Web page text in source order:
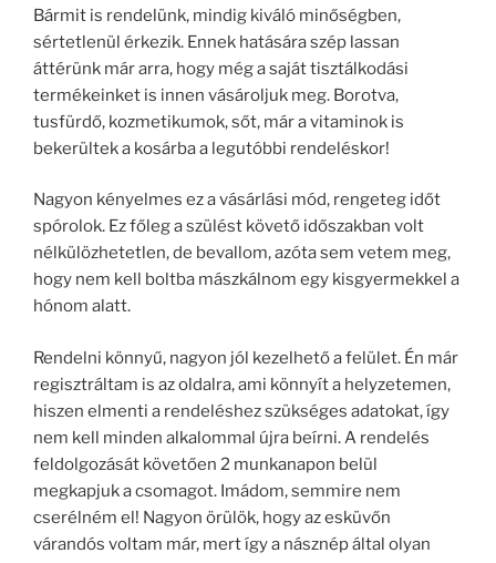
Bármit is rendelünk, mindig kiváló minőségben,
sértetlenül érkezik. Ennek hatására szép lassan
áttérünk már arra, hogy még a saját tisztálkodási
termékeinket is innen vásároljuk meg. Borotva,
tusfürdő, kozmetikumok, sőt, már a vitaminok is
bekerültek a kosárba a legutóbbi rendeléskor!
Nagyon kényelmes ez a vásárlási mód, rengeteg időt
spórolok. Ez főleg a szülést követő időszakban volt
nélkülözhetetlen, de bevallom, azóta sem vetem meg,
hogy nem kell boltba mászkálnom egy kisgyermekkel a
hónom alatt.
Rendelni könnyű, nagyon jól kezelhető a felület. Én már
regisztráltam is az oldalra, ami könnyít a helyzetemen,
hiszen elmenti a rendeléshez szükséges adatokat, így
nem kell minden alkalommal újra beírni. A rendelés
feldolgozását követően 2 munkanapon belül
megkapjuk a csomagot. Imádom, semmire nem
cserélném el! Nagyon örülök, hogy az esküvőn
várandós voltam már, mert így a násznép által olyan